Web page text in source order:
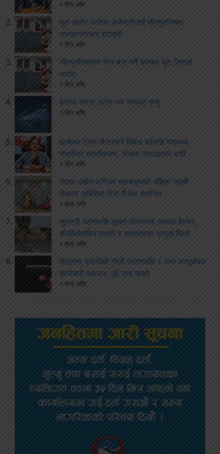
१ दिन अघि
घुस आरोप लागेका कर्मचारीलाई जीतपुरसिमरा
उपमहानगरबाट हटाइयो
१ दिन अघि
जीतपुरसिमरामा पान बन्द गर्ने क्रममा घुस लिएको
आरोप
२ दिन अघि
बारामा करेन्ट लागेर एक जनाको मृत्यु
२ दिन अघि
ढल्केबर ट्रमा सेन्टरबारे विवाद बढेपछि स्वास्थ्य
मन्त्रीको स्पष्टीकरण, योजना नहटाइएको दाबी
२ दिन अघि
नेपाल उद्योग वाणिज्य महासङ्घको महिला उद्यमी
विकास समितिमा रिता कँडेल मनोनित
२ हप्ता अघि
सुनसरी घटनापछि सुरक्षा संयन्त्रमा व्यापक हेरफेर,
सीडीओसहित प्रहरी र सशस्त्रका प्रमुख फिर्ता
२ हप्ता अघि
सिरहामा प्रहरीको गोली प्रहारपछि ६ जना लागूऔषध
कारोबारी पक्राउ, दुई जना घाइते
२ हप्ता अघि